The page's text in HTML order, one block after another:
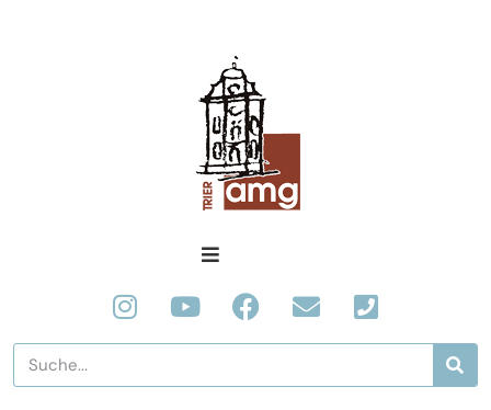
Archiv (nach Kategorien)